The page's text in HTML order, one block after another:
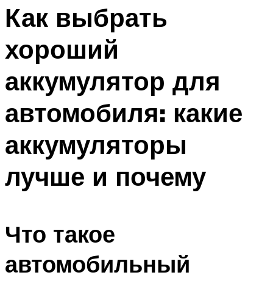
Как выбрать
хороший
аккумулятор для
автомобиля: какие
аккумуляторы
лучше и почему
Что такое
автомобильный